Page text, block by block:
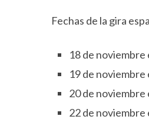
Fechas de la gira
18 de noviembre
19 de noviembre
20 de noviembre
22 de